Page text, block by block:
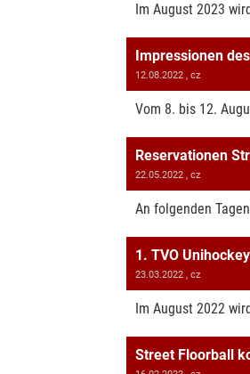
Im August 2023
Impressionen
12.08.2022 , cz
Vom 8. bis 12.
Reservationen
22.05.2022 , cz
An folgenden
1. TVO
23.03.2022 , cz
Im August 2022
Street Floorball